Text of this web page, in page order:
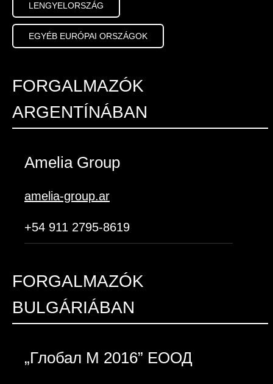
LENGYELORSZÁG
EGYÉB EURÓPAI ORSZÁGOK
FORGALMAZÓK
ARGENTÍNÁBAN
Amelia Group
amelia-group.ar
+54 911 2795-8619
FORGALMAZÓK
BULGÁRIÁBAN
„Глобал М 2016” ЕООД